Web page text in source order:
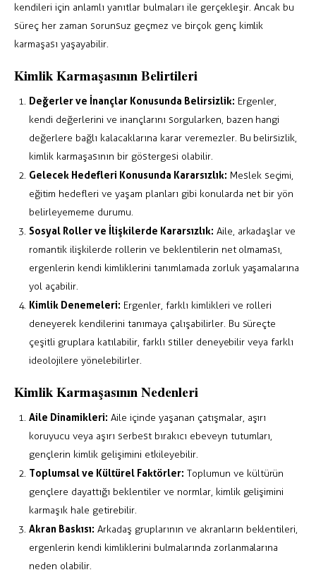
kendileri için anlamlı yanıtlar bulmaları ile gerçekleşir. Ancak bu
süreç her zaman sorunsuz geçmez ve birçok genç kimlik
karmaşası yaşayabilir.
Kimlik Karmaşasının Belirtileri
Değerler ve İnançlar Konusunda Belirsizlik: Ergenler,
kendi değerlerini ve inançlarını sorgularken, bazen hangi
değerlere bağlı kalacaklarına karar veremezler. Bu belirsizlik,
kimlik karmaşasının bir göstergesi olabilir.
Gelecek Hedefleri Konusunda Kararsızlık: Meslek seçimi,
eğitim hedefleri ve yaşam planları gibi konularda net bir yön
belirleyememe durumu.
Sosyal Roller ve İlişkilerde Kararsızlık: Aile, arkadaşlar ve
romantik ilişkilerde rollerin ve beklentilerin net olmaması,
ergenlerin kendi kimliklerini tanımlamada zorluk yaşamalarına
yol açabilir.
Kimlik Denemeleri: Ergenler, farklı kimlikleri ve rolleri
deneyerek kendilerini tanımaya çalışabilirler. Bu süreçte
çeşitli gruplara katılabilir, farklı stiller deneyebilir veya farklı
ideolojilere yönelebilirler.
Kimlik Karmaşasının Nedenleri
Aile Dinamikleri: Aile içinde yaşanan çatışmalar, aşırı
koruyucu veya aşırı serbest bırakıcı ebeveyn tutumları,
gençlerin kimlik gelişimini etkileyebilir.
Toplumsal ve Kültürel Faktörler: Toplumun ve kültürün
gençlere dayattığı beklentiler ve normlar, kimlik gelişimini
karmaşık hale getirebilir.
Akran Baskısı: Arkadaş gruplarının ve akranların beklentileri,
ergenlerin kendi kimliklerini bulmalarında zorlanmalarına
neden olabilir.